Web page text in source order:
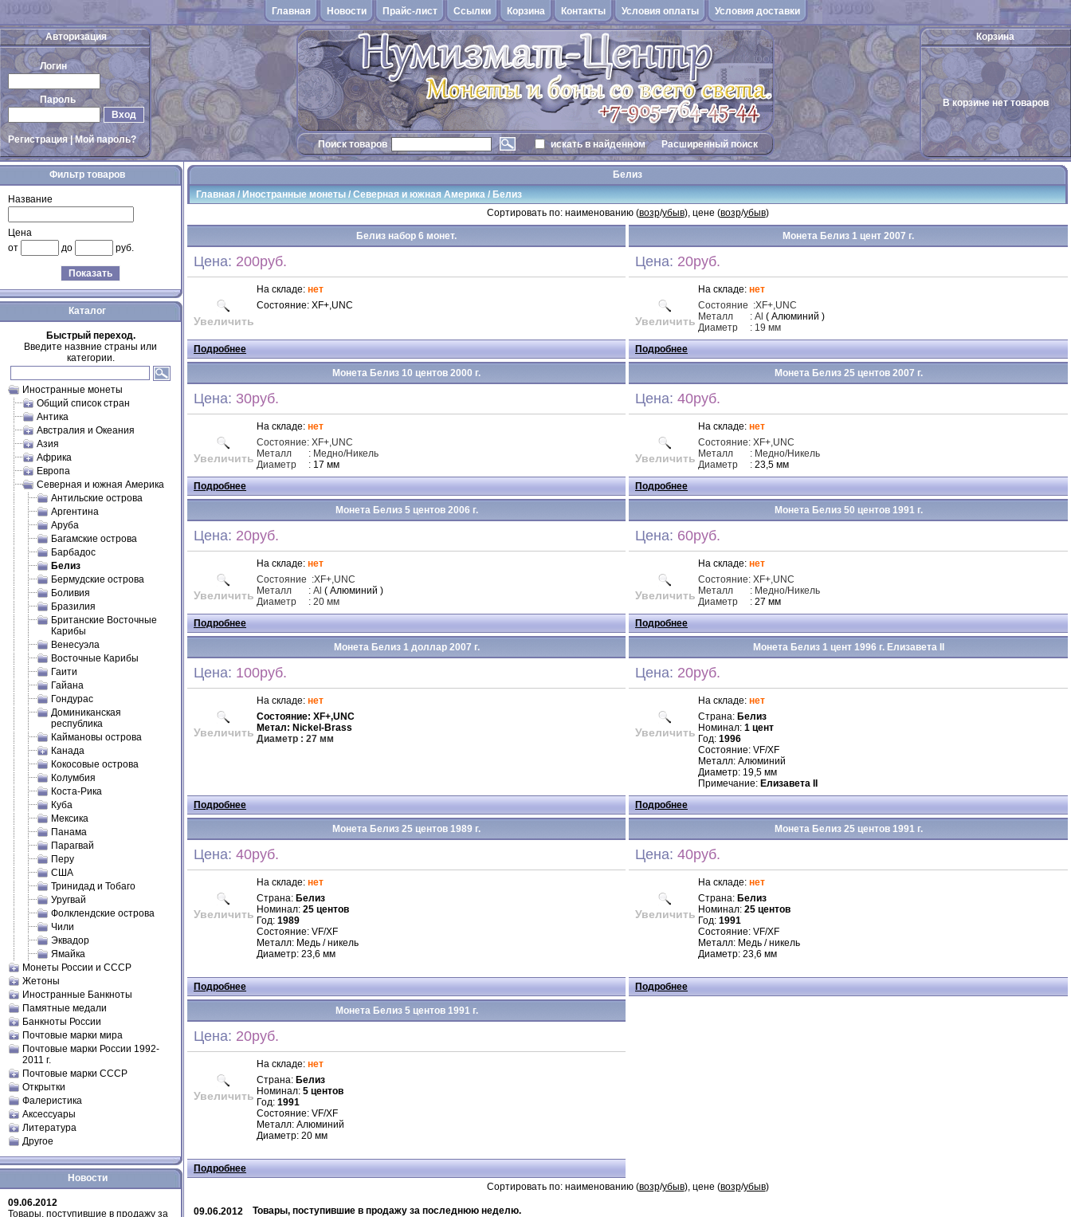
Главная Новости Прайс-лист Cсылки Корзина Контакты Условия оплаты Условия доставки
Авторизация
Логин
Пароль
Вход
Регистрация|Мой пароль? Поиск товаров искать в найденном Расширенный поиск
Корзина
В корзине нет товаров
Фильтр товаров
Название
Цена
от
до руб.
Показать
Каталог
Быстрый переход.
Введите назвние страны или
категории.
Иностранные монеты
Общий список стран
Антика
Австралия и Океания
Азия
Африка
Европа
Северная и южная Америка
Антильские острова
Аргентина
Аруба
Багамские острова
Барбадос
Белиз
Бермудские острова
Боливия
Бразилия
Британские Восточные
Карибы
Венесуэла
Восточные Карибы
Гаити
Гайана
Гондурас
Доминиканская
республика
Каймановы острова
Канада
Кокосовые острова
Колумбия
Коста-Рика
Куба
Мексика
Панама
Парагвай
Перу
США
Тринидад и Тобаго
Уругвай
Фолклендские острова
Чили
Эквадор
Ямайка
Монеты России и СССР
Жетоны
Иностранные Банкноты
Памятные медали
Банкноты России
Почтовые марки мира
Почтовые марки России 1992-
2011 г.
Почтовые марки СССР
Открытки
Фалеристика
Аксессуары
Литература
Другое
Новости
09.06.2012
Товары, поступившие в продажу за
Белиз
Главная / Иностранные монеты/Северная и южная Америка/ Белиз
Сортировать по: наименованию (возр/убыв), цене (возр/убыв)
Белиз набор 6 монет.
Цена: 200руб.
Увеличить
На складе: нет
Состояние: XF+,UNC
Монета Белиз 1 цент 2007 г.
Цена: 20руб.
Увеличить
На складе: нет
Состояние :XF+,UNC
Металл
: Al ( Алюминий )
Диаметр
: 19 мм
Подробнее
Подробнее
Монета Белиз 10 центов 2000 г.
Цена: 30руб.
Увеличить
На складе: нет
Состояние: XF+,UNC
Металл
: Медно/Никель
Диаметр
: 17 мм
Монета Белиз 25 центов 2007 г.
Цена: 40руб.
Увеличить
На складе: нет
Состояние: XF+,UNC
Металл
: Медно/Никель
Диаметр
: 23,5 мм
Подробнее
Подробнее
Монета Белиз 5 центов 2006 г.
Цена: 20руб.
Увеличить
На складе: нет
Состояние :XF+,UNC
Металл
: Al ( Алюминий )
Диаметр
: 20 мм
Монета Белиз 50 центов 1991 г.
Цена: 60руб.
Увеличить
На складе: нет
Состояние: XF+,UNC
Металл
: Медно/Никель
Диаметр
: 27 мм
Подробнее
Подробнее
Монета Белиз 1 доллар 2007 г.
Цена: 100руб.
Увеличить
На складе: нет
Состояние: XF+,UNC
Метал: Nickel-Brass
Диаметр : 27 мм
Монета Белиз 1 цент 1996 г. Елизавета II
Цена: 20руб.
Увеличить
На складе: нет
Страна: Белиз
Номинал: 1 цент
Год: 1996
Состояние: VF/XF
Металл: Алюминий
Диаметр: 19,5 мм
Примечание: Елизавета II
Подробнее
Подробнее
Монета Белиз 25 центов 1989 г.
Цена: 40руб.
Увеличить
На складе: нет
Страна: Белиз
Номинал: 25 центов
Год: 1989
Состояние: VF/XF
Металл: Медь / никель
Диаметр: 23,6 мм
Монета Белиз 25 центов 1991 г.
Цена: 40руб.
Увеличить
На складе: нет
Страна: Белиз
Номинал: 25 центов
Год: 1991
Состояние: VF/XF
Металл: Медь / никель
Диаметр: 23,6 мм
Подробнее Подробнее
Монета Белиз 5 центов 1991 г.
Цена: 20руб.
Увеличить
На складе: нет
Страна: Белиз
Номинал: 5 центов
Год: 1991
Состояние: VF/XF
Металл: Алюминий
Диаметр: 20 мм
Подробнее
Сортировать по: наименованию (возр/убыв), цене (возр/убыв)
09.06.2012
Товары, поступившие в продажу за последнюю неделю.